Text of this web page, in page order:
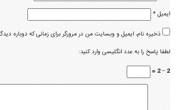
ایمیل*
ذخیره نام، ایمیل و وبسایت من در مرورگر برای زمانی که دوباره
لطفا پاسخ را به عدد انگلیسی وارد کنید:
2 − 2 =